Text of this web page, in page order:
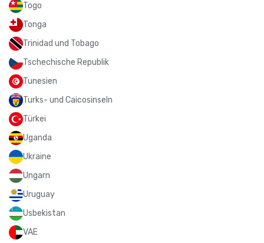
Togo
Tonga
Trinidad und Tobago
Tschechische Republik
Tunesien
Turks- und Caicosinseln
Türkei
Uganda
Ukraine
Ungarn
Uruguay
Usbekistan
VAE